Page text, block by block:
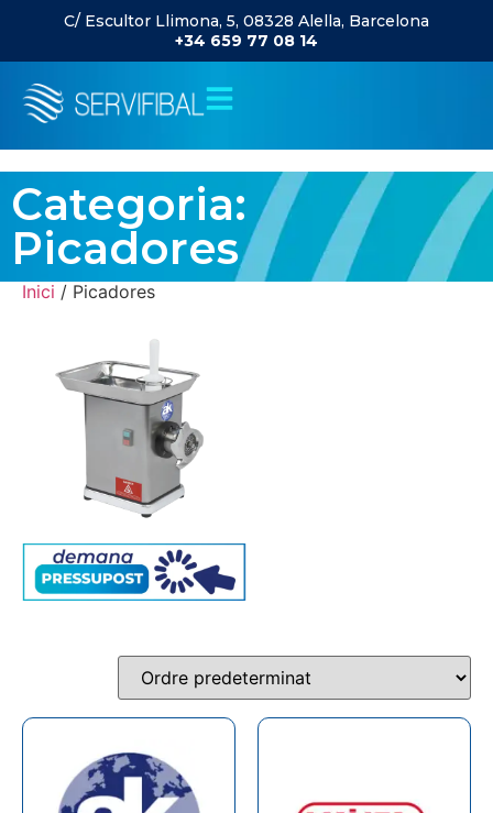
C/ Escultor Llimona, 5, 08328 Alella, Barcelona
+34 659 77 08 14
Categoria:
Picadores
Inici / Picadores